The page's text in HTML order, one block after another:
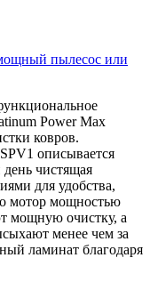
Power Max
ковров.
описывается
чистящая
для удобства,
мотор мощностью
мощную очистку, а
менее чем за
ламинат благодаря